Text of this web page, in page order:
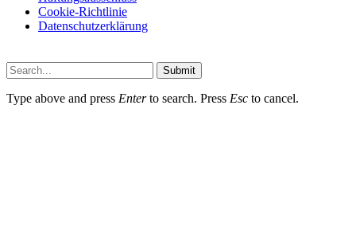
Cookie-Richtlinie
Datenschutzerklärung
Submit
Type above and press Enterto search. Press Esc to cancel.